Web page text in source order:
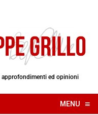
approfondimenti ed opinioni
MENU ≡
☰